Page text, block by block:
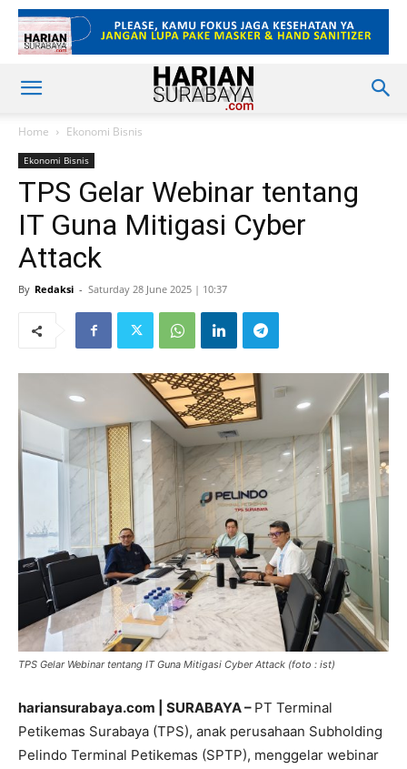
Home Ekonomi Bisnis
Ekonomi Bisnis
TPS Gelar Webinar tentang
IT Guna Mitigasi Cyber
Attack
By Redaksi - Saturday 28 June 2025 | 10:37
TPS Gelar Webinar tentang IT Guna Mitigasi Cyber Attack (foto : ist)
hariansurabaya.com | SURABAYA – PT Terminal
Petikemas Surabaya (TPS), anak perusahaan Subholding
Pelindo Terminal Petikemas (SPTP), menggelar webinar